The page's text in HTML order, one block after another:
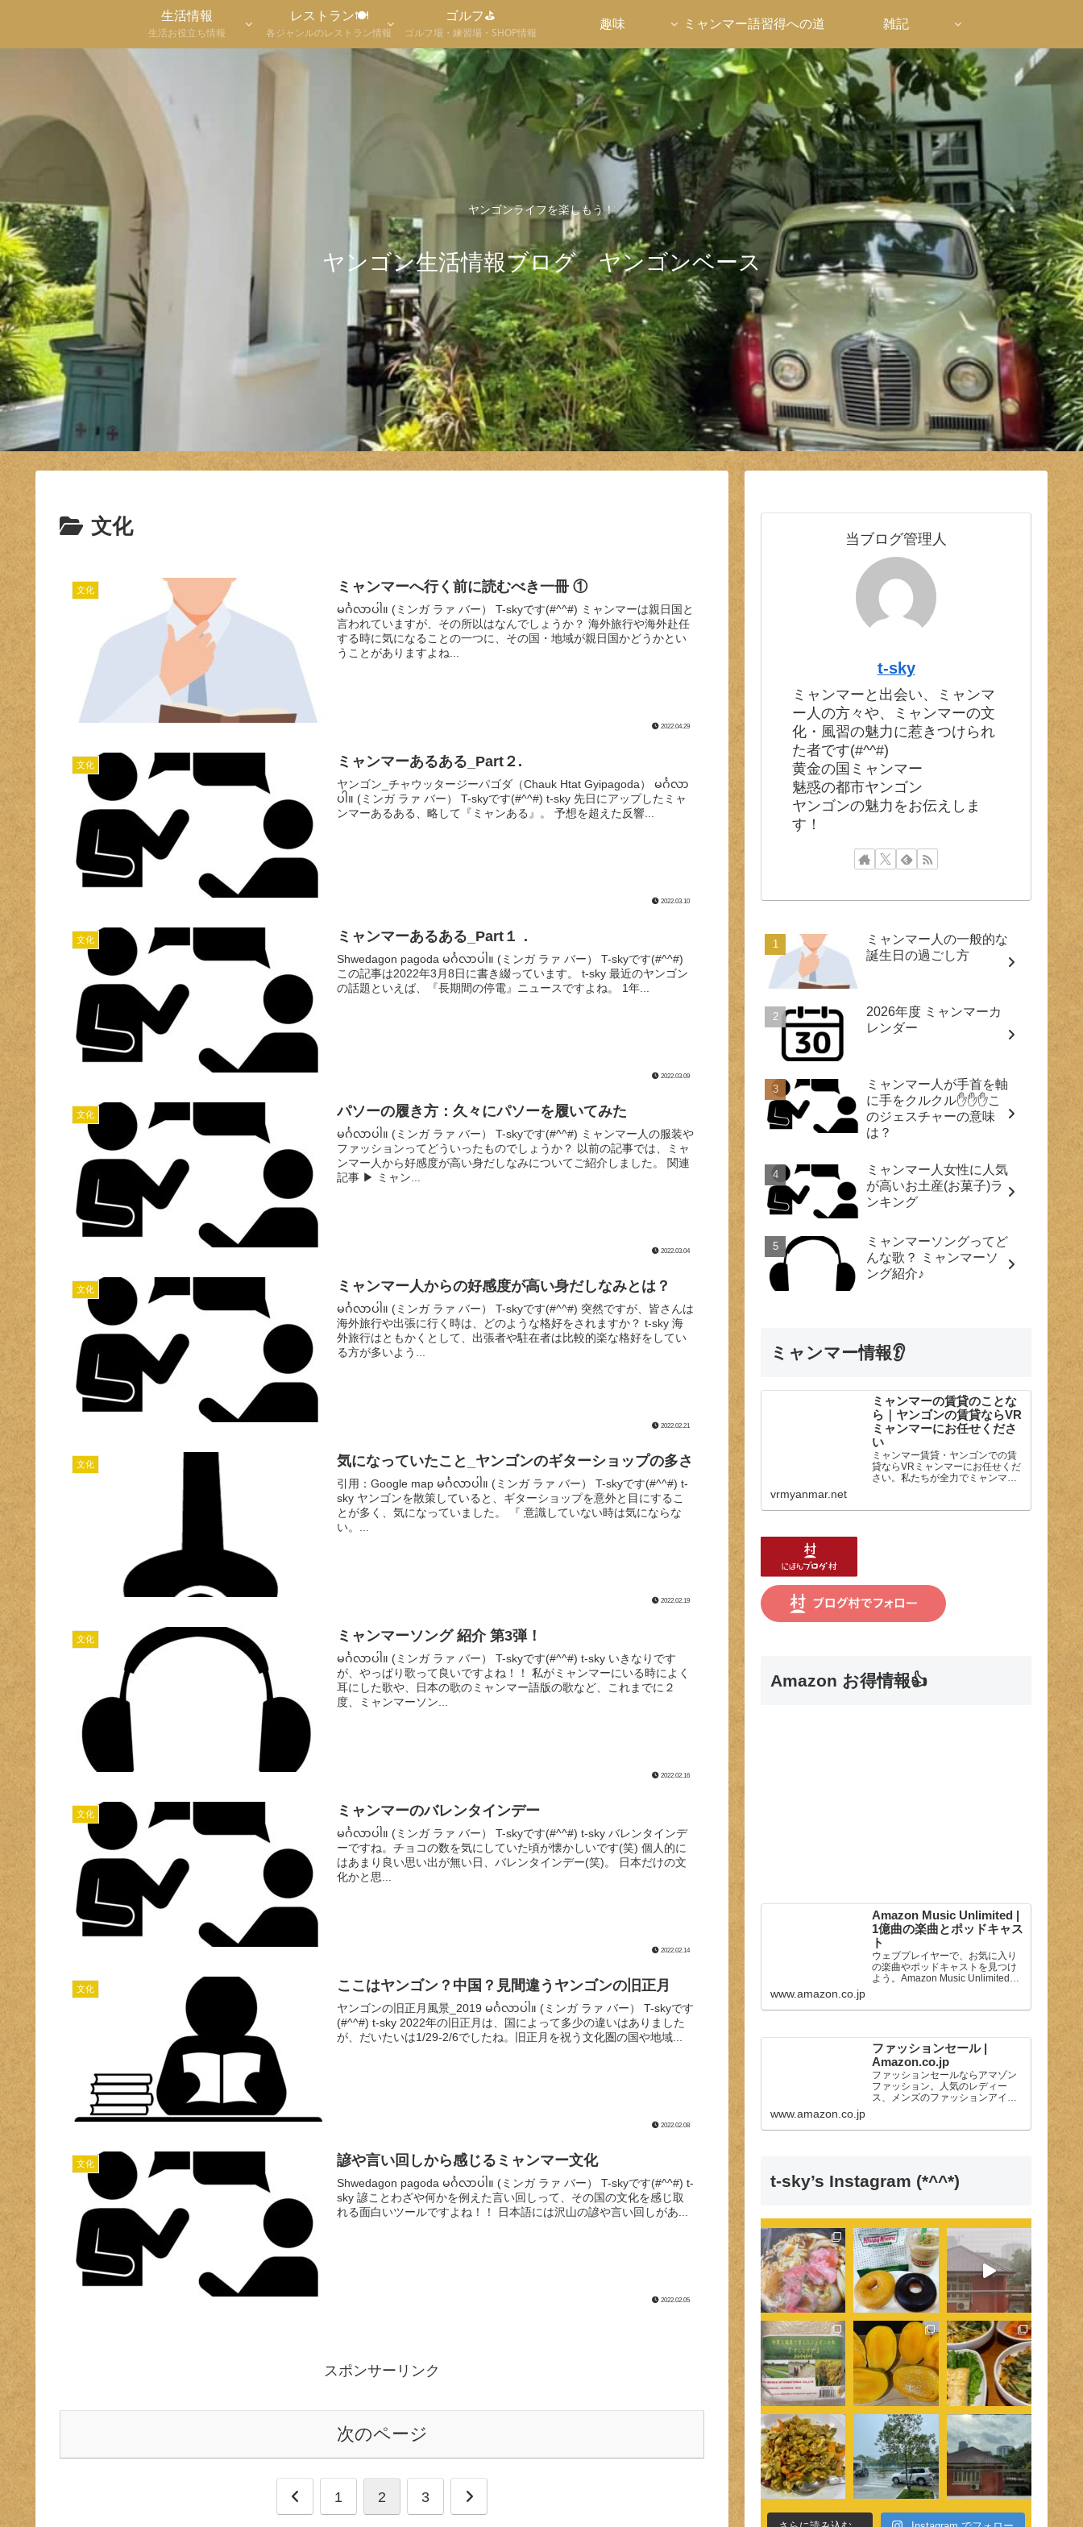
ヤンゴンライフを楽しもう！
ヤンゴン生活情報ブログ ヤンゴンベース
生活情報
生活お役立ち情報
レストラン🍽
各ジャンルのレストラン情報
ゴルフ⛳
ゴルフ場・練習場・SHOP情報
趣味 ミャンマー語習得への道 雑記
文化
文化 ミャンマーへ行く前に読むべき一冊 ①
မင်္ဂလာပါ။ (ミンガ ラァ バー） T-skyです(#^^#) ミャンマーは親日国と
言われていますが、その所以はなんでしょうか？ 海外旅行や海外赴任
する時に気になることの一つに、その国・地域が親日国かどうかとい
うことがありますよね...
2022.04.29
文化 ミャンマーあるある_Part２.
ヤンゴン_チャウッタージーパゴダ（Chauk Htat Gyipagoda） မင်္ဂလာ
ပါ။ (ミンガ ラァ バー） T-skyです(#^^#) t-sky 先日にアップしたミャ
ンマーあるある、略して『ミャンある』。 予想を超えた反響...
2022.03.10
文化 ミャンマーあるある_Part１．
Shwedagon pagoda မင်္ဂလာပါ။ (ミンガ ラァ バー） T-skyです(#^^#)
この記事は2022年3月8日に書き綴っています。 t-sky 最近のヤンゴン
の話題といえば、『長期間の停電』ニュースですよね。 1年...
2022.03.09
文化 パソーの履き方：久々にパソーを履いてみた
မင်္ဂလာပါ။ (ミンガ ラァ バー） T-skyです(#^^#) ミャンマー人の服装や
ファッションってどういったものでしょうか？ 以前の記事では、ミャ
ンマー人から好感度が高い身だしなみについてご紹介しました。 関連
記事 ▶︎ ミャン...
2022.03.04
文化 ミャンマー人からの好感度が高い身だしなみとは？
မင်္ဂလာပါ။ (ミンガ ラァ バー） T-skyです(#^^#) 突然ですが、皆さんは
海外旅行や出張に行く時は、どのような格好をされますか？ t-sky 海
外旅行はともかくとして、出張者や駐在者は比較的楽な格好をしてい
る方が多いよう...
2022.02.21
文化 気になっていたこと_ヤンゴンのギターショップの多さ
引用：Google map မင်္ဂလာပါ။ (ミンガ ラァ バー） T-skyです(#^^#) t-
sky ヤンゴンを散策していると、ギターショップを意外と目にするこ
とが多く、気になっていました。 『 意識していない時は気にならな
い。...
2022.02.19
文化 ミャンマーソング 紹介 第3弾！
မင်္ဂလာပါ။ (ミンガ ラァ バー） T-skyです(#^^#) t-sky いきなりです
が、やっぱり歌って良いですよね！！ 私がミャンマーにいる時によく
耳にした歌や、日本の歌のミャンマー語版の歌など、これまでに２
度、ミャンマーソン...
2022.02.16
文化 ミャンマーのバレンタインデー
မင်္ဂလာပါ။ (ミンガ ラァ バー） T-skyです(#^^#) t-sky バレンタインデ
ーですね。チョコの数を気にしていた頃が懐かしいです(笑) 個人的に
はあまり良い思い出が無い日、バレンタインデー(笑)。 日本だけの文
化かと思...
2022.02.14
文化 ここはヤンゴン？中国？見間違うヤンゴンの旧正月
ヤンゴンの旧正月風景_2019 မင်္ဂလာပါ။ (ミンガ ラァ バー） T-skyです
(#^^#) t-sky 2022年の旧正月は、国によって多少の違いはありました
が、だいたいは1/29-2/6でしたね。旧正月を祝う文化圏の国や地域...
2022.02.08
文化 諺や言い回しから感じるミャンマー文化
Shwedagon pagoda မင်္ဂလာပါ။ (ミンガ ラァ バー） T-skyです(#^^#) t-
sky 諺ことわざや何かを例えた言い回しって、その国の文化を感じ取
れる面白いツールですよね！！ 日本語には沢山の諺や言い回しがあ...
2022.02.05
スポンサーリンク
次のページ
前 1 2 3 次
当ブログ管理人
t-sky
ミャンマーと出会い、ミャンマ
ー人の方々や、ミャンマーの文
化・風習の魅力に惹きつけられ
た者です(#^^#)
黄金の国ミャンマー
魅惑の都市ヤンゴン
ヤンゴンの魅力をお伝えしま
す！
ミャンマー人の一般的な
誕生日の過ごし方
2026年度 ミャンマーカ
レンダー
ミャンマー人が手首を軸
に手をクルクル✋✋✋こ
のジェスチャーの意味
は？
ミャンマー人女性に人気
が高いお土産(お菓子)ラ
ンキング
ミャンマーソングってど
んな歌？ ミャンマーソ
ング紹介♪
ミャンマー情報👂
ミャンマーの賃貸のことな
ら｜ヤンゴンの賃貸ならVR
ミャンマーにお任せくださ
い
ミャンマー賃貸・ヤンゴンでの賃
貸ならVRミャンマーにお任せくだ
さい。私たちが全力でミャンマー
活情報などもご相談ください。
vrmyanmar.net
Amazon お得情報👍
Amazon Music Unlimited |
1億曲の楽曲とポッドキャス
ト
ウェブプレイヤーで、お気に入り
の楽曲やポッドキャストを見つけ
よう。Amazon Music Unlimitedで
みいただけます。
www.amazon.co.jp
ファッションセール |
Amazon.co.jp
ファッションセールならアマゾン
ファッション。人気のレディー
ス、メンズのファッションアイテ
料です。（一部を除く）
www.amazon.co.jp
t-sky’s Instagram (*^^*)